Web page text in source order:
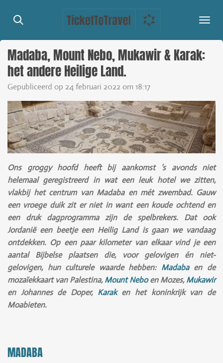
direct
de
hoofdinhoud
Madaba, Mount Nebo, Mukawir & Karak:
het andere Heilige Land.
Gepubliceerd op 24 februari 2022 om 18:17
Ons groggy hoofd heeft bij aankomst ’s avonds niet
helemaal geregistreerd in wat een leuk hotel we zitten,
vlakbij het centrum van Madaba en mét zwembad. Gauw
een vroege duik zit er niet in want een koude ochtend en
een druk dagprogramma zijn de spelbrekers. Dat ook
Jordanië een beetje een Heilig Land is gaan we vandaag
ontdekken. Op een paar kilometer van elkaar vind je een
aantal Bijbelse plaatsen die, voor gelovigen én niet-
gelovigen, hun culturele waarde hebben: Madaba en de
mozaïekkaart van Palestina,Mount Neboen Mozes,Mukawir
en Johannes de Doper, Karak en het koninkrijk van de
Moabieten.
MADABA